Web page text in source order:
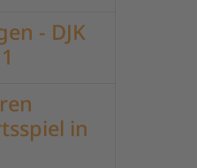
- DJK
in